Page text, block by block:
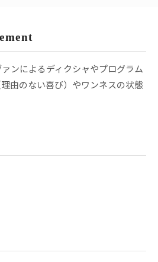
ンによるディクシャやプログラム
由のない喜び）やワンネスの状態